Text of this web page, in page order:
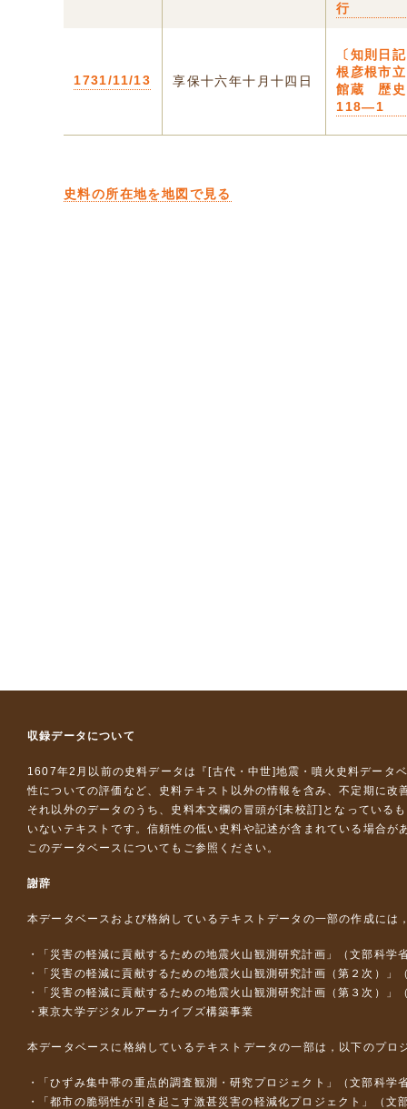
行
1731/11/13 享保十六年十月十四日
〔知則日
根彦根市
館蔵 歴史
118―1
史料の所在地を地図で見る
収録データについて
1607年2月以前の史料データは『 [古代・中世]地震・噴火史料データ
性についての評価など、史料テキスト以外の情報を含み、不定期に改
それ以外のデータのうち、史料本文欄の冒頭が[未校訂]となっている
いないテキストです。信頼性の低い史料や記述が含まれている場合が
このデータベースについて もご参照ください。
謝辞
本データベースおよび格納しているテキストデータの一部の作成には
「災害の軽減に貢献するための地震火山観測研究計画」（文部科学
「災害の軽減に貢献するための地震火山観測研究計画（第２次）」
「災害の軽減に貢献するための地震火山観測研究計画（第３次）」
東京大学デジタルアーカイブズ構築事業
本データベースに格納しているテキストデータの一部は，以下のプロ
「ひずみ集中帯の重点的調査観測・研究プロジェクト」（文部科
「都市の脆弱性が引き起こす激甚災害の軽減化プロジェクト」（